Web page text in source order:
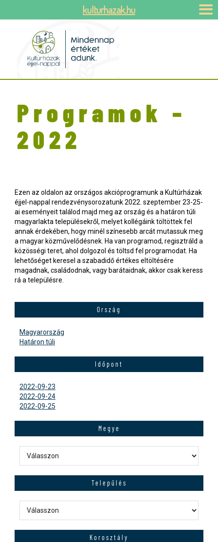
Programok –
2022
Ezen az oldalon az országos akcióprogramunk a Kultúrházak
éjjel-nappal rendezvénysorozatunk 2022. szeptember 23-25-
ai eseményeit találod majd meg az ország és a határon túli
magyarlakta településekről, melyet kollégáink töltöttek fel
annak érdekében, hogy minél színesebb arcát mutassuk meg
a magyar közművelődésnek. Ha van programod, regisztráld a
közösségi teret, ahol dolgozol és töltsd fel programodat. Ha
lehetőséget keresel a szabadidő értékes eltöltésére
magadnak, családodnak, vagy barátaidnak, akkor csak keress
rá a településre.
Ország
Magyarország
Határon túli
Időpont
2022-09-23
2022-09-24
2022-09-25
Megye
Telepűlés
Korosztály
kulturhazak.hu